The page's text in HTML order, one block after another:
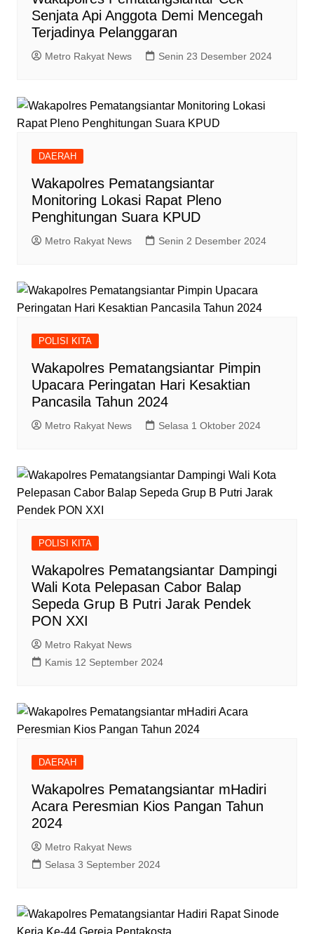
Senjata Api Anggota Demi Mencegah
Terjadinya Pelanggaran
Metro Rakyat News Senin 23 Desember 2024
DAERAH
Wakapolres Pematangsiantar
Monitoring Lokasi Rapat Pleno
Penghitungan Suara KPUD
Metro Rakyat News Senin 2 Desember 2024
POLISI KITA
Wakapolres Pematangsiantar Pimpin
Upacara Peringatan Hari Kesaktian
Pancasila Tahun 2024
Metro Rakyat News Selasa 1 Oktober 2024
POLISI KITA
Wakapolres Pematangsiantar Dampingi
Wali Kota Pelepasan Cabor Balap
Sepeda Grup B Putri Jarak Pendek
PON XXI
Metro Rakyat News
Kamis 12 September 2024
DAERAH
Wakapolres Pematangsiantar mHadiri
Acara Peresmian Kios Pangan Tahun
2024
Metro Rakyat News
Selasa 3 September 2024